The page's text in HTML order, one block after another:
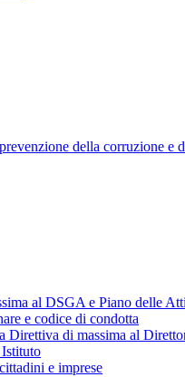
della corruzione e
al DSGA e Piano delle
e codice di condotta
Direttiva di massima al
e imprese